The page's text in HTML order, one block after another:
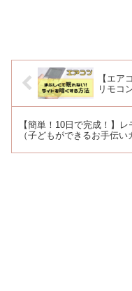
【エア
リモコ
【簡単！10日で完成！】
（子どもができるお手伝い